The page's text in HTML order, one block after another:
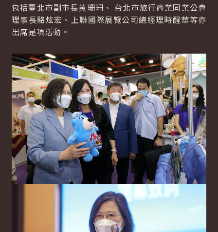
包括臺北市副市長黃珊珊、 台北市旅行商業同業公會
理事長駱炫宏、上聯國際展覽公司總經理時醒華等亦
出席是項活動。